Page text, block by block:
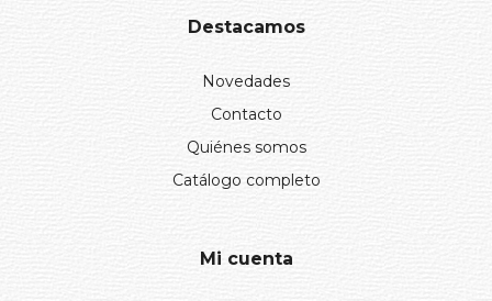
Destacamos
Novedades
Contacto
Quiénes somos
Catálogo completo
Mi cuenta